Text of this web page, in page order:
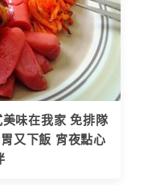
味在我家 免排隊
又下飯 宵夜點心